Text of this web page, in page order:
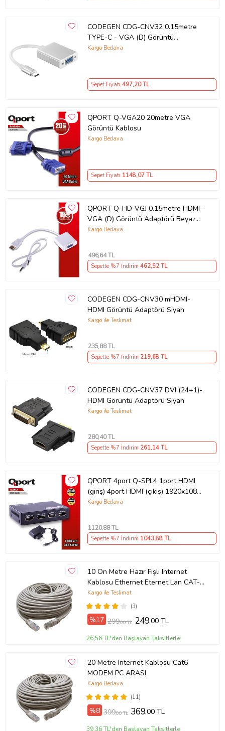
CODEGEN CDG-CNV32 0.15metre
TYPE-C - VGA (D) Görüntü
Adaptörü Beyaz
Kargo Bedava
Sepet Fiyatı 497,20 TL
QPORT Q-VGA20 20metre VGA
Görüntü Kablosu
Kargo Bedava
Sepet Fiyatı 1148,07 TL
QPORT Q-HD-VGJ 0.15metre HDMI-
VGA (D) Görüntü Adaptörü Beyaz
Sesli 1080p
Kargo Bedava
496,64 TL
Sepette %7 İndirim 462,52 TL
CODEGEN CDG-CNV30 mHDMI-
HDMI Görüntü Adaptörü Siyah
Kargo ile Teslimat
235,88 TL
Sepette %7 İndirim 219,68 TL
CODEGEN CDG-CNV37 DVI (24+1)-
HDMI Görüntü Adaptörü Siyah
Kargo ile Teslimat
280,40 TL
Sepette %7 İndirim 261,14 TL
QPORT 4port Q-SPL4 1port HDMI
(giriş) 4port HDMI (çıkış) 1920x1080
HDMI Splitter
Kargo Bedava
1120,88 TL
Sepette %7 İndirim 1043,88 TL
10 On Metre Hazır Fişli Internet
Kablosu Ethernet Eternet Lan CAT-6
CAT6 MODEM PC ARASI
(3)
Kargo ile Teslimat
%17 299,00 TL 249,00 TL
26,56 TL'den Başlayan Taksitlerle
20 Metre Internet Kablosu Cat6
MODEM PC ARASI
(11)
Kargo Bedava
%8 399,00 TL 369,00 TL
39,36 TL'den Başlayan Taksitlerle